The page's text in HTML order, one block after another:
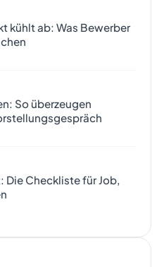
kühlt ab: Was Bewerber
So überzeugen
Die Checkliste für Job,